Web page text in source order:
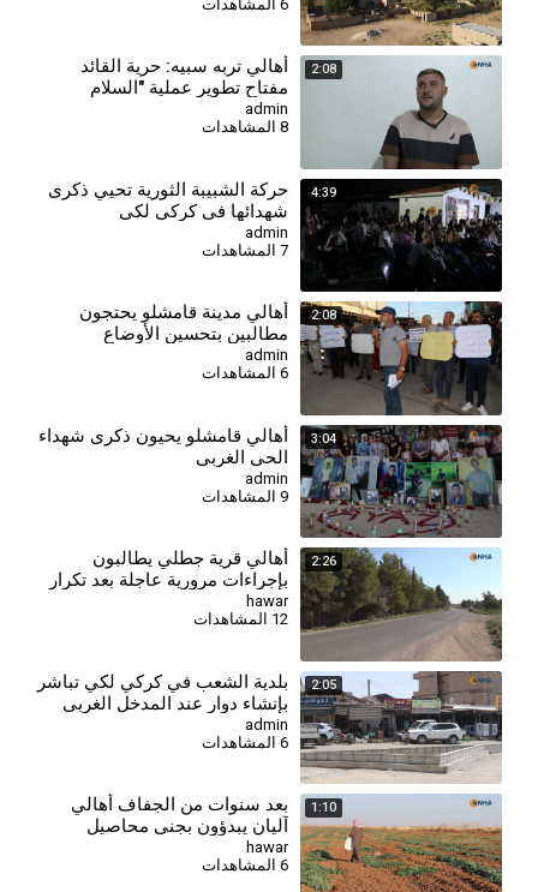
6 المشاهدات
2:08
⁣أهالي تربه سبيه: حرية القائد
مفتاح تطوير عملية "السلام
والمجتمع الديمقراطي"
admin
4:39
⁣حركة الشبيبة الثورية تحيي ذكرى
شهدائها في كركي لكي
admin
7 المشاهدات
2:08
أهالي مدينة قامشلو يحتجون
مطالبين بتحسين الأوضاع
المعيشية والخدمية
admin
3:04
⁣أهالي قامشلو يحيون ذكرى شهداء
الحي الغربي
admin
9 المشاهدات
2:26
أهالي قرية جطلي يطالبون
بإجراءات مرورية عاجلة بعد تكرار
الحوادث
hawar
2:05
بلدية الشعب في كركي لكي تباشر
بإنشاء دوار عند المدخل الغربي
admin
6 المشاهدات
1:10
بعد سنوات من الجفاف أهالي
آليان يبدؤون بجني محاصيل
الحقول البعلية
hawar
6 المشاهدات